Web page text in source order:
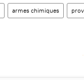
armes chimiques